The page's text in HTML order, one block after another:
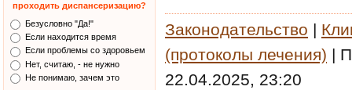
проходить диспансеризацию?
Безусловно "Да!"
Если находится время
Если проблемы со здоровьем
Нет, считаю, - не нужно
Не понимаю, зачем это
Законодательство |
(протоколы лечения) |
22.04.2025, 23:20